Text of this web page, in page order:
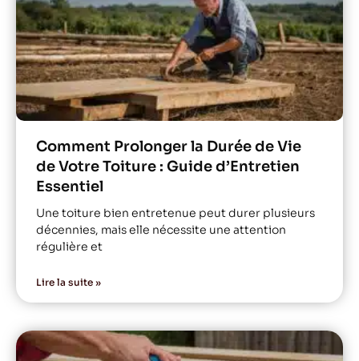
Comment Prolonger la Durée de Vie
de Votre Toiture : Guide d’Entretien
Essentiel
Une toiture bien entretenue peut durer plusieurs
décennies, mais elle nécessite une attention
régulière et
Lire la suite »